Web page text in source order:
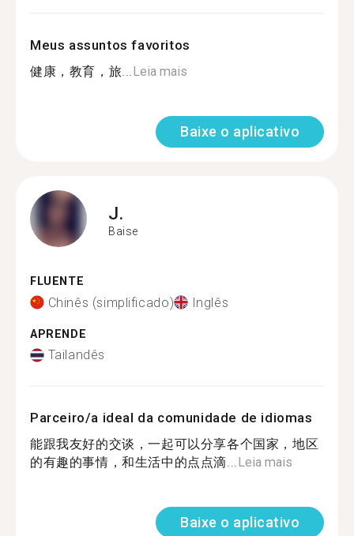
Meus assuntos favoritos
健康，教育，旅...Leia mais
Baixe o aplicativo
J.
Baise
FLUENTE
Chinês (simplificado) Inglês
APRENDE
Tailandês
Parceiro/a ideal da comunidade de idiomas
能跟我友好的交谈，一起可以分享各个国家，地区
的有趣的事情，和生活中的点点滴...Leia mais
Baixe o aplicativo